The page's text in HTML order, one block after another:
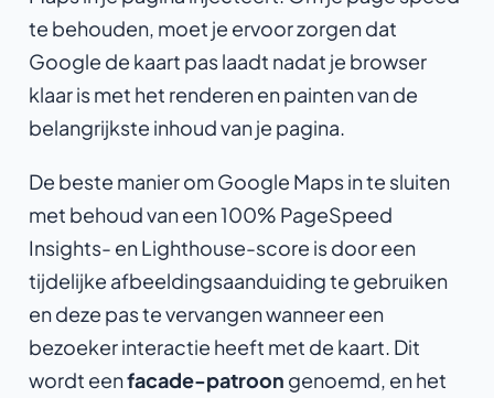
te behouden, moet je ervoor zorgen dat
Google de kaart pas laadt nadat je browser
klaar is met het renderen en painten van de
belangrijkste inhoud van je pagina.
De beste manier om Google Maps in te sluiten
met behoud van een 100% PageSpeed
Insights- en Lighthouse-score is door een
tijdelijke afbeeldingsaanduiding te gebruiken
en deze pas te vervangen wanneer een
bezoeker interactie heeft met de kaart. Dit
wordt eenfacade-patroon genoemd, en het